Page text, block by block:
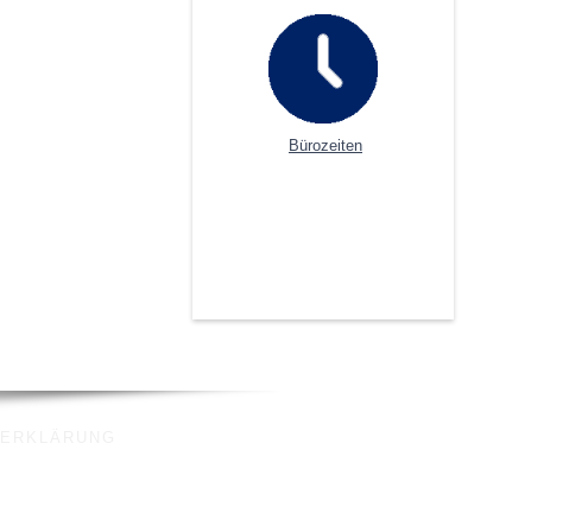
Bürozeiten